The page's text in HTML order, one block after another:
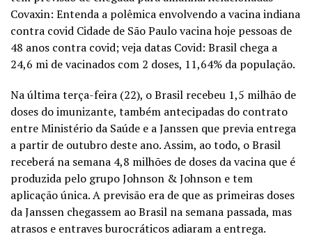
Covaxin: Entenda a polêmica envolvendo a vacina indiana
contra covid Cidade de São Paulo vacina hoje pessoas de
48 anos contra covid; veja datas Covid: Brasil chega a
24,6 mi de vacinados com 2 doses, 11,64% da população.
Na última terça-feira (22), o Brasil recebeu 1,5 milhão de
doses do imunizante, também antecipadas do contrato
entre Ministério da Saúde e a Janssen que previa entrega
a partir de outubro deste ano. Assim, ao todo, o Brasil
receberá na semana 4,8 milhões de doses da vacina que é
produzida pelo grupo Johnson & Johnson e tem
aplicação única. A previsão era de que as primeiras doses
da Janssen chegassem ao Brasil na semana passada, mas
atrasos e entraves burocráticos adiaram a entrega.